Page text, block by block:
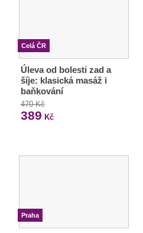
Celá ČR
Úleva od bolesti zad a
šíje: klasická masáž i
baňkování
470 Kč
389 Kč
Praha